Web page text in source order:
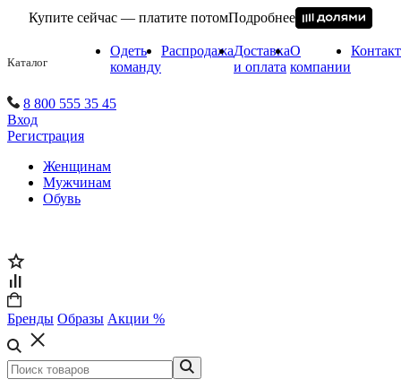
Купите сейчас — платите потомПодробнее
Каталог
Одеть
команду
РаспродажаДоставка
и оплата
О
компании
8 800 555 35 45
Вход
Регистрация
Женщинам
Мужчинам
Обувь
Бренды Образы Акции %